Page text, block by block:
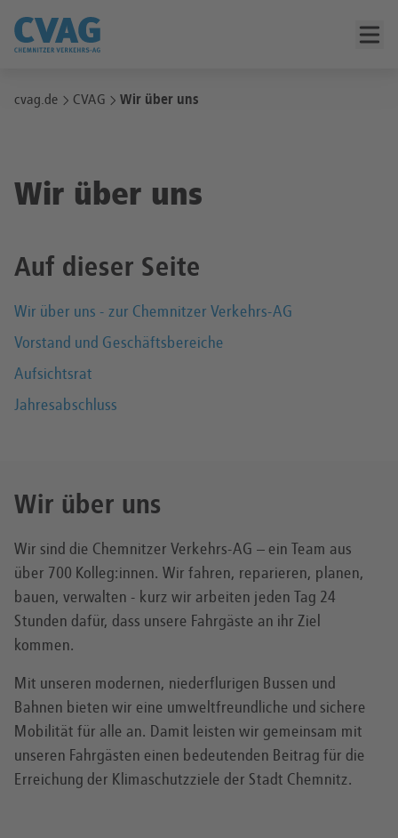
cvag.de CVAG Wir über uns
Wir über uns
Auf dieser Seite
Wir über uns - zur Chemnitzer Verkehrs-AG
Vorstand und Geschäftsbereiche
Aufsichtsrat
Jahresabschluss
Wir über uns
Wir sind die Chemnitzer Verkehrs-AG – ein Team aus
über 700 Kolleg:innen. Wir fahren, reparieren, planen,
bauen, verwalten - kurz wir arbeiten jeden Tag 24
Stunden dafür, dass unsere Fahrgäste an ihr Ziel
kommen.
Mit unseren modernen, niederflurigen Bussen und
Bahnen bieten wir eine umweltfreundliche und sichere
Mobilität für alle an. Damit leisten wir gemeinsam mit
unseren Fahrgästen einen bedeutenden Beitrag für die
Erreichung der Klimaschutzziele der Stadt Chemnitz.